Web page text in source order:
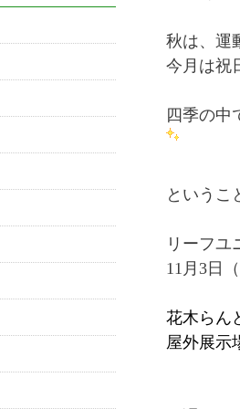
秋は、運
今月は祝
四季の中
というこ
リーフユ
11月3日
花木らん
屋外展示